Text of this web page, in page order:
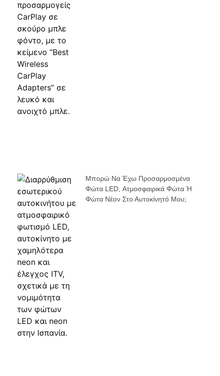
Μπορώ Να Έχω Προσαρμοσμένα
Φώτα LED, Ατμοσφαιρικά Φώτα Ή
Φώτα Νέον Στο Αυτοκίνητό Μου;